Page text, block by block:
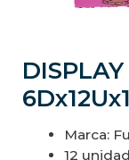
Marca:
12